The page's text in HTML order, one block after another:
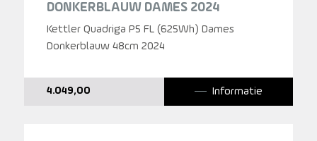
DONKERBLAUW DAMES 2024
Kettler Quadriga P5 FL (625Wh) Dames
Donkerblauw 48cm 2024
4.049,00 Informatie